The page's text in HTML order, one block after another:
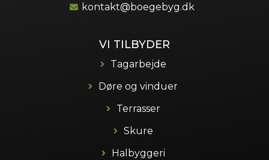
kontakt@boegebyg.dk
VI TILBYDER
Tagarbejde
Døre og vinduer
Terrasser
Skure
Halbyggeri